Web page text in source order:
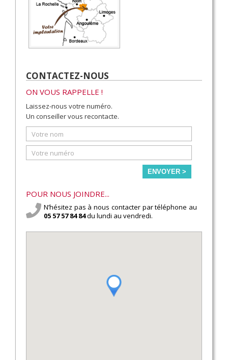
CONTACTEZ-NOUS
ON VOUS RAPPELLE !
Laissez-nous votre numéro.
Un conseiller vous recontacte.
ENVOYER >
POUR NOUS JOINDRE...
N’hésitez pas à nous contacter par téléphone au
05 57 57 84 84du lundi au vendredi.